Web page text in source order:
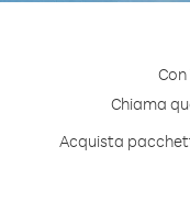
Chiama
Acquista